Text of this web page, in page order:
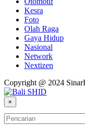
Kesra
Foto
Olah Raga
Gaya Hidup
Nasional
Network
Nextizen
Copyright @ 2024
×